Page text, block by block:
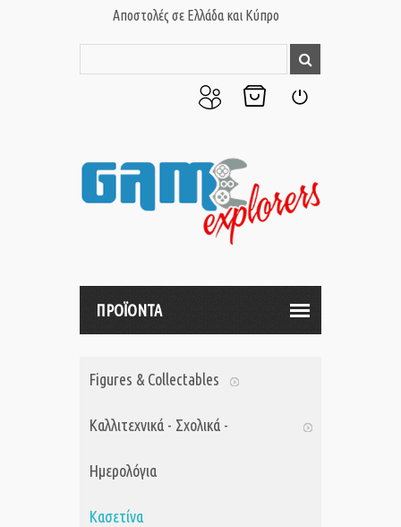
Αποστολές σε Ελλάδα και Κύπρο
μου
ΠΡΟΪΟΝΤΑ
Figures & Collectables
Καλλιτεχνικά - Σχολικά -
Ημερολόγια
Κασετίνα